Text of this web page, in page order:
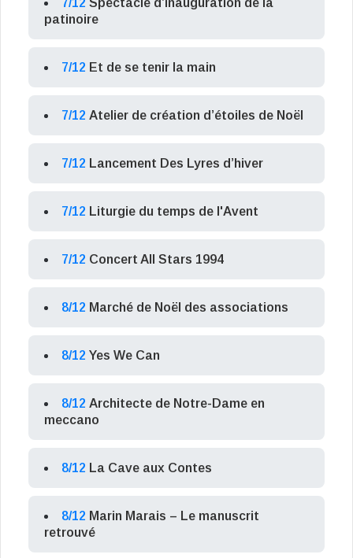
7/12 Spectacle d’inauguration de la
patinoire
7/12 Et de se tenir la main
7/12 Atelier de création d’étoiles de Noël
7/12 Lancement Des Lyres d’hiver
7/12 Liturgie du temps de l'Avent
7/12 Concert All Stars 1994
8/12 Marché de Noël des associations
8/12 Yes We Can
8/12 Architecte de Notre-Dame en
meccano
8/12 La Cave aux Contes
8/12 Marin Marais – Le manuscrit
retrouvé